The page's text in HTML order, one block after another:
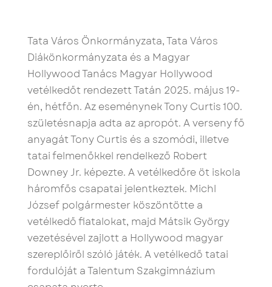
Tata Város Önkormányzata, Tata Város
Diákönkormányzata és a Magyar
Hollywood Tanács Magyar Hollywood
vetélkedőt rendezett Tatán 2025. május 19-
én, hétfőn. Az eseménynek Tony Curtis 100.
születésnapja adta az apropót. A verseny fő
anyagát Tony Curtis és a szomódi, illetve
tatai felmenőkkel rendelkező Robert
Downey Jr. képezte. A vetélkedőre öt iskola
háromfős csapatai jelentkeztek. Michl
József polgármester köszöntötte a
vetélkedő fiatalokat, majd Mátsik György
vezetésével zajlott a Hollywood magyar
szereplőiről szóló játék. A vetélkedő tatai
fordulóját a Talentum Szakgimnázium